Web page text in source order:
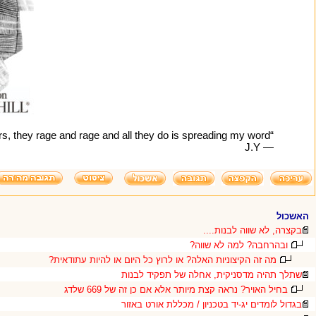
“I love my haters, they rage and rage and all they do is spreading my word”
― J.Y
האשכול
בקצרה, לא שווה לבנות....
ובהרחבה? למה לא שווה?
מה זה הקיצוניות האלה? או לרוץ כל היום או להיות עתודאית?
שתלך תהיה מדסניקית, אחלה של תפקיד לבנות
בחיל האויר? נראה קצת מיותר אלא אם כן זה של 669 שלדג
בגדול לומדים יג-יד בטכניון / מכללת אורט באזור